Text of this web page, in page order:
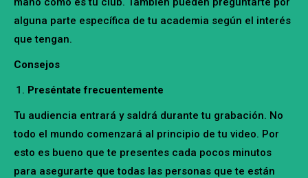
alguna parte específica de tu academia según el interés
que tengan.
Consejos
Preséntate frecuentemente
Tu audiencia entrará y saldrá durante tu grabación. No
todo el mundo comenzará al principio de tu video. Por
esto es bueno que te presentes cada pocos minutos
para asegurarte que todas las personas que te están